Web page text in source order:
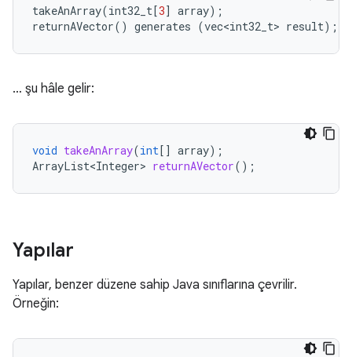
takeAnArray(int32_t[3] array);
returnAVector() generates (vec<int32_t> result);
… şu hâle gelir:
void takeAnArray(int[] array);
ArrayList<Integer> returnAVector();
Yapılar
Yapılar, benzer düzene sahip Java sınıflarına çevrilir.
Örneğin: